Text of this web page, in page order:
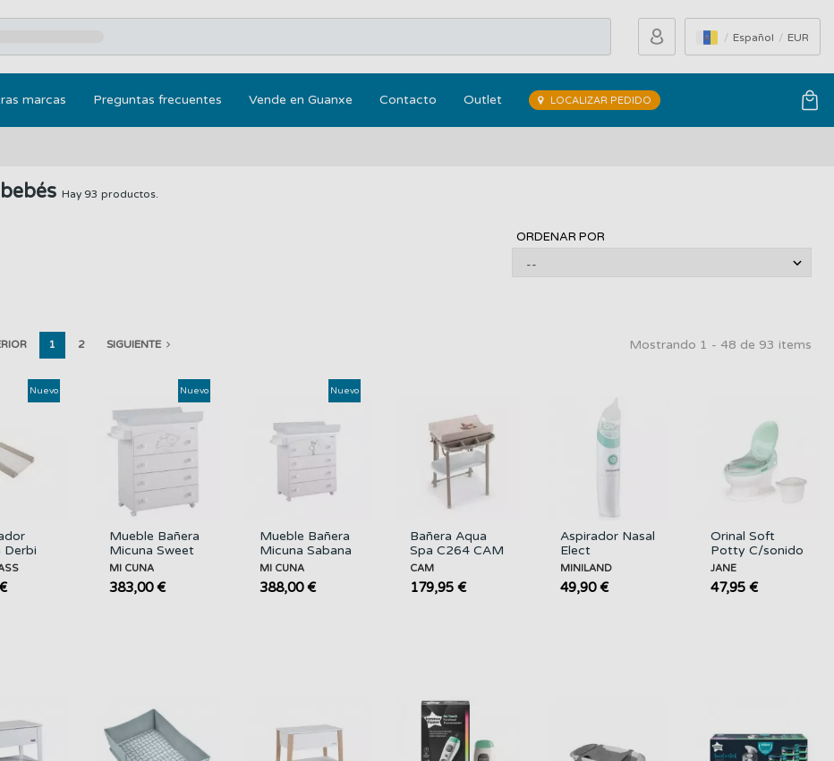
Español EUR
marcas Preguntas frecuentes Vende en Guanxe Contacto Outlet LOCALIZAR PEDIDO
Hay 93 productos.
ORDENAR POR
1 2 SIGUIENTE Mostrando 1 - 48 de 93 items
Derbi
Nuevo
Mueble Bañera
Micuna Sweet
Bear MI CUNA
MI CUNA
383,00 €
Nuevo
Mueble Bañera
Micuna Sabana
MI CUNA
MI CUNA
388,00 €
Nuevo
Bañera Aqua
Spa C264 CAM
CAM
179,95 €
Aspirador Nasal
Elect
MINILAND Care
MINILAND
49,90 €
Orinal Soft
Potty C/sonido
Mint JANE
JANE
47,95 €